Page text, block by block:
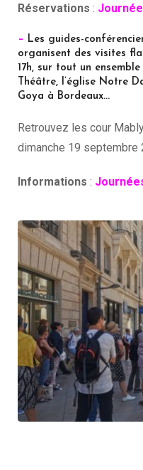
Réservations :
– Les guides-
organisent des visites
17h, sur tout un
Théâtre, l’église Notre
Goya à Bordeaux…
Retrouvez les cour
dimanche 19 septembre
Informations :